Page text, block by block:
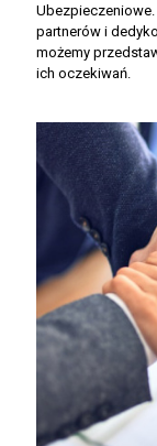
partnerów i
możemy
ich oczekiwań.